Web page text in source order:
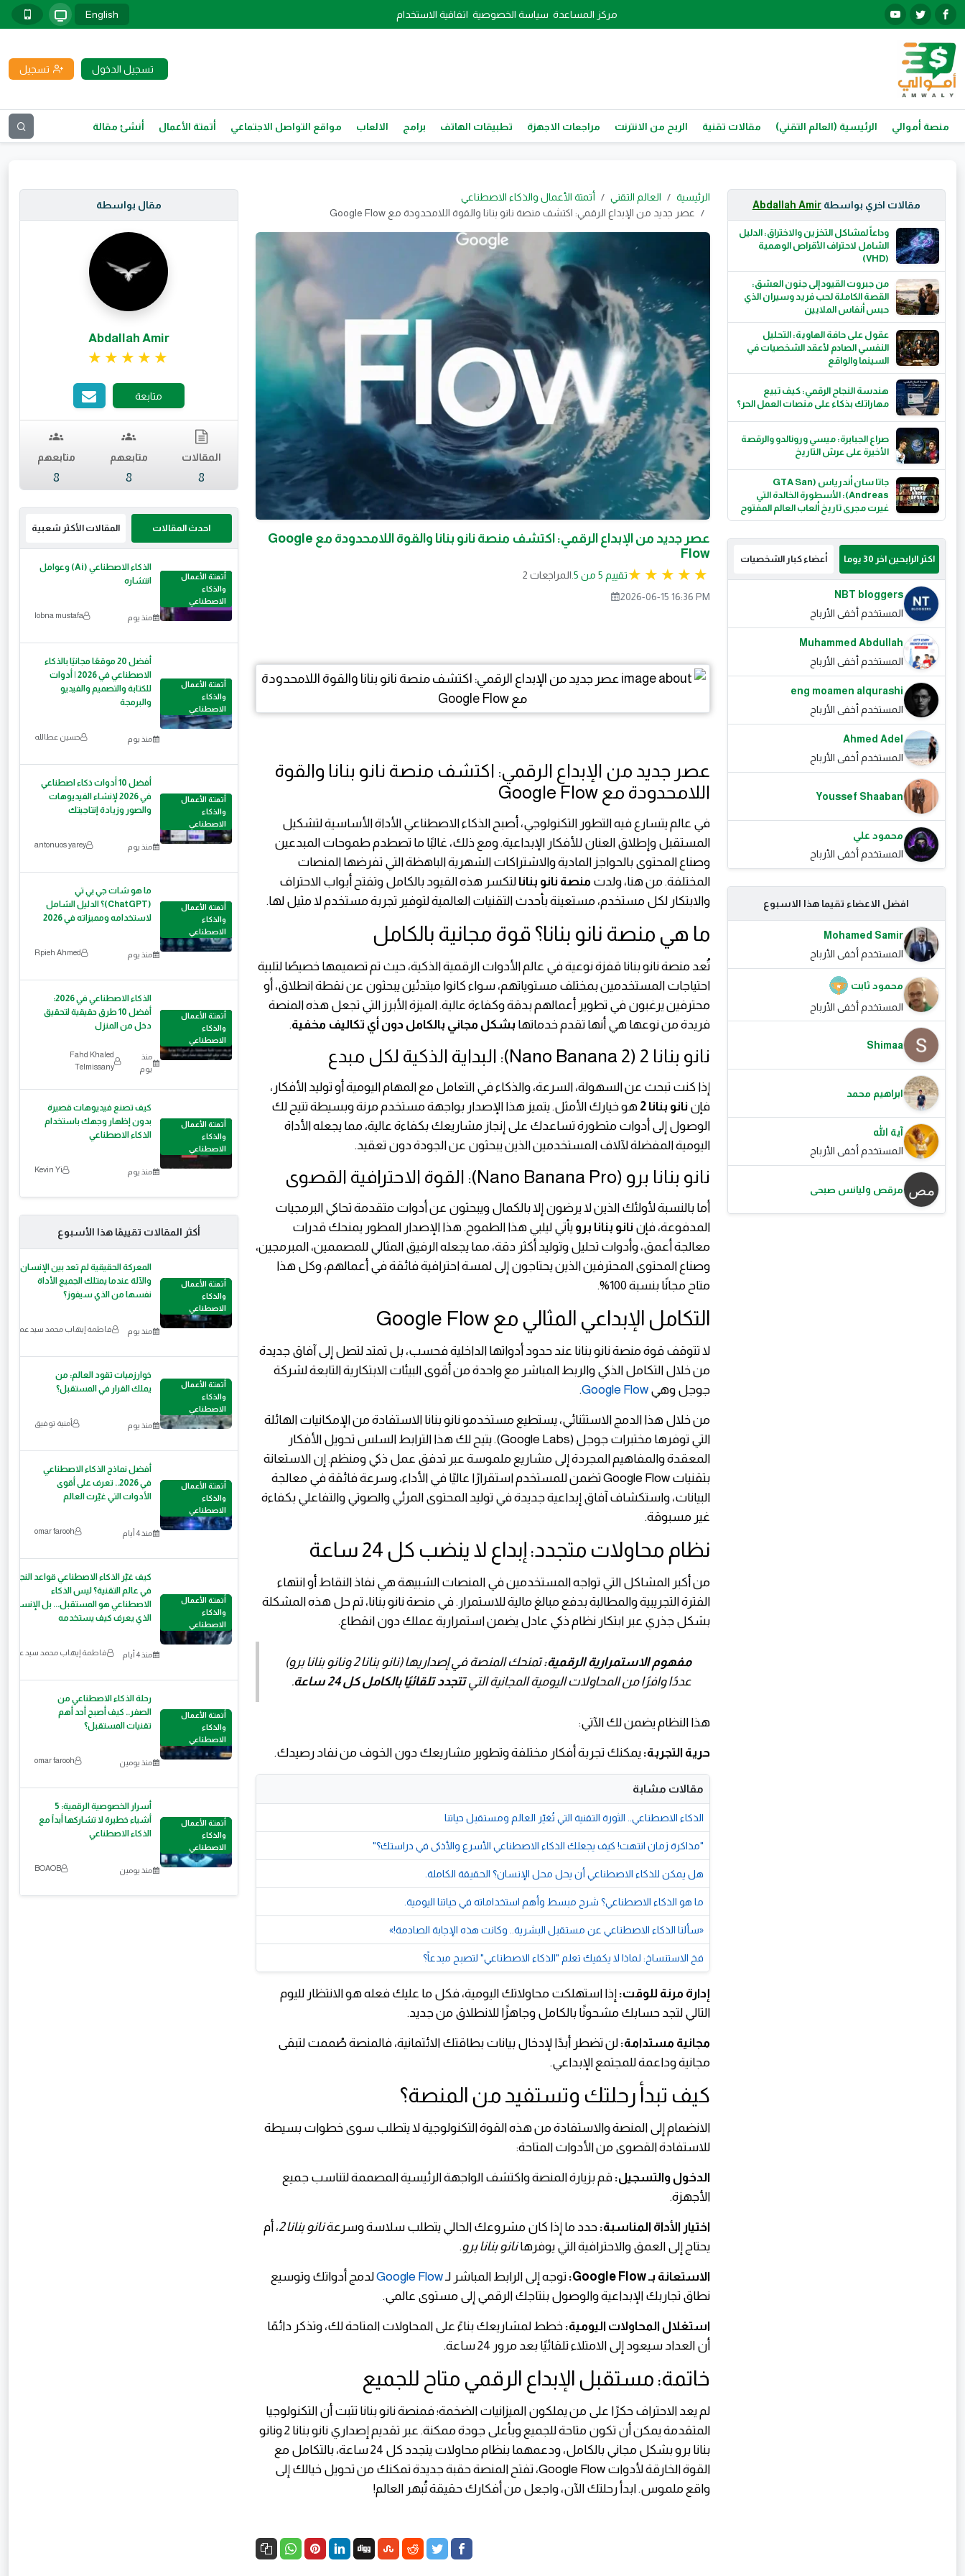
مركز المساعدة سياسة الخصوصية اتفاقية الاستخدام English
تسجيل الدخول تسجيل
منصة أموالي الرئيسية (العالم التقني) مقالات تقنية الربح من الانترنت مراجعات الاجهزة تطبيقات الهاتف برامج الالعاب مواقع التواصل الاجتماعي أتمتة الأعمال أنشئ مقالة
مقالات اخري بواسطةAbdallah Amir
وداعاً لمشاكل التخزين والاختراق: الدليل
الشامل لاحتراف الأقراص الوهمية
(VHD)
من جبروت القيود إلى جنون العشق:
القصة الكاملة لحب فريد وسيران الذي
حبس أنفاس الملايين
عقول على حافة الهاوية: التحليل
النفسي الصادم لأعقد الشخصيات في
السينما والواقع
هندسة النجاح الرقمي: كيف تبيع
مهاراتك بذكاء على منصات العمل الحر؟
صراع الجبابرة: ميسي ورونالدو والرقصة
الأخيرة على عرش التاريخ
جاتا سان أندرياس (GTA San
Andreas): الأسطورة الخالدة التي
غيرت مجرى تاريخ ألعاب العالم المفتوح
اكثر الرابحين اخر 30 يوما أعضاء كبار الشخصيات
NBT bloggers
المستخدم أخفى الأرباح
Muhammed Abdullah
المستخدم أخفى الأرباح
eng moamen alqurashi
المستخدم أخفى الأرباح
Ahmed Adel
المستخدم أخفى الأرباح
Youssef Shaaban
محمود علي
المستخدم أخفى الأرباح
افضل الاعضاء تقيما هذا الاسبوع
Mohamed Samir
المستخدم أخفى الأرباح
محمود ثابت
المستخدم أخفى الأرباح
Shimaa
ابراهيم محمد
آية الله
المستخدم أخفى الأرباح
مرقص وليانس صبحى
الرئيسية العالم التقني
أتمتة الأعمال والذكاء الاصطناعي
عصر جديد من الإبداع الرقمي: اكتشف منصة نانو بنانا والقوة اللامحدودة مع Google Flow
عصر جديد من الإبداع الرقمي: اكتشف منصة نانو بنانا والقوة اللامحدودة مع Google
Flow
تقييم 5 من 5.
2 المراجعات
2026-06-15 16:36 PM
عصر جديد من الإبداع الرقمي: اكتشف منصة نانو بنانا والقوة
اللامحدودة مع Google Flow
في عالم يتسارع فيه التطور التكنولوجي، أصبح الذكاء الاصطناعي الأداة الأساسية لتشكيل
المستقبل وإطلاق العنان للأفكار الإبداعية. ومع ذلك، غالبًا ما تصطدم طموحات المبدعين
وصناع المحتوى بالحواجز المادية والاشتراكات الشهرية الباهظة التي تفرضها المنصات
المختلفة. من هنا، ولدت منصة نانو بنانا لتكسر هذه القيود بالكامل وتفتح أبواب الاحتراف
والابتكار لكل مستخدم، مستعينة بأحدث التقنيات العالمية لتوفير تجربة مستخدم لا مثيل لها.
ما هي منصة نانو بنانا؟ قوة مجانية بالكامل
تُعد منصة نانو بنانا قفزة نوعية في عالم الأدوات الرقمية الذكية، حيث تم تصميمها خصيصًا لتلبية
احتياجات المستخدمين بمختلف مستوياتهم، سواء كانوا مبتدئين يبحثون عن نقطة انطلاق، أو
محترفين يرغبون في تطوير أعمالهم بدقة وكفاءة عالية. الميزة الأبرز التي تجعل هذه المنصة
فريدة من نوعها هي أنها تقدم خدماتها بشكل مجاني بالكامل دون أي تكاليف مخفية.
نانو بنانا 2 (Nano Banana 2): البداية الذكية لكل مبدع
إذا كنت تبحث عن السهولة، السرعة، والذكاء في التعامل مع المهام اليومية أو توليد الأفكار،
فإننانو بنانا 2 هو خيارك الأمثل. يتميز هذا الإصدار بواجهة مستخدم مرنة وبسيطة تتيح لك
الوصول إلى أدوات متطورة تساعدك على إنجاز مشاريعك بكفاءة عالية، مما يجعله الأداة
اليومية المفضلة لآلاف المستخدمين الذين يبحثون عن الجودة دون تعقيد.
نانو بنانا برو (Nano Banana Pro): القوة الاحترافية القصوى
أما بالنسبة لأولئك الذين لا يرضون إلا بالكمال ويبحثون عن أدوات متقدمة تحاكي البرمجيات
المدفوعة، فإننانو بنانا برو يأتي ليلبي هذا الطموح. هذا الإصدار المطور يمنحك قدرات
معالجة أعمق، وأدوات تحليل وتوليد أكثر دقة، مما يجعله الرفيق المثالي للمصممين، المبرمجين،
وصناع المحتوى المحترفين الذين يحتاجون إلى لمسة احترافية فائقة في أعمالهم، وكل هذا
متاح مجانًا بنسبة 100%.
التكامل الإبداعي المثالي مع Google Flow
لا تتوقف قوة منصة نانو بنانا عند حدود أدواتها الداخلية فحسب، بل تمتد لتصل إلى آفاق جديدة
من خلال التكامل الذكي والربط المباشر مع واحدة من أقوى البيئات الابتكارية التابعة لشركة
جوجل وهيGoogle Flow
.
من خلال هذا الدمج الاستثنائي، يستطيع مستخدمو نانو بنانا الاستفادة من الإمكانيات الهائلة
التي توفرها مختبرات جوجل (Google Labs). يتيح لك هذا الترابط السلس تحويل الأفكار
المعقدة والمفاهيم المجردة إلى مشاريع ملموسة عبر تدفق عمل ذكي ومنظم. إن الاستعانة
بتقنيات Google Flow تضمن للمستخدم استقرارًا عاليًا في الأداء، وسرعة فائقة في معالجة
البيانات، واستكشاف آفاق إبداعية جديدة في توليد المحتوى المرئي والصوتي والتفاعلي بكفاءة
غير مسبوقة.
نظام محاولات متجدد: إبداع لا ينضب كل 24 ساعة
من أكبر المشاكل التي تواجه المستخدمين في المنصات الشبيهة هي نفاذ النقاط أو انتهاء
الفترة التجريبية والمطالبة بدفع مبالغ مالية للاستمرار. في منصة نانو بنانا، تم حل هذه المشكلة
بشكل جذري عبر ابتكار نظام ذكي عادل يضمن استمرارية عملك دون انقطاع.
مفهوم الاستمرارية الرقمية:
تمنحك المنصة في إصداريها (نانو بنانا 2 ونانو بنانا برو)
عددًا وافرًا من المحاولات اليومية المجانية التيتتجدد تلقائيًا بالكامل كل 24 ساعة .
هذا النظام يضمن لك الآتي:
حرية التجربة: يمكنك تجربة أفكار مختلفة وتطوير مشاريعك دون الخوف من نفاد رصيدك.
مقالات مشابة
الذكاء الاصطناعي.. الثورة التقنية التي تُغيّر العالم ومستقبل حياتنا
"مذاكرة زمان انتهت! كيف يجعلك الذكاء الاصطناعي الأسرع والأذكى في دراستك؟"
هل يمكن للذكاء الاصطناعي أن يحل محل الإنسان؟ الحقيقة الكاملة.
ما هو الذكاء الاصطناعي؟ شرح مبسط وأهم استخداماته في حياتنا اليومية.
«سألنا الذكاء الاصطناعي عن مستقبل البشرية.. وكانت هذه الإجابة الصادمة!»
فخ الاستنساخ: لماذا لا يكفيك تعلم "الذكاء الاصطناعي" لتصبح مبدعاً؟
إدارة مرنة للوقت: إذا استهلكت محاولاتك اليومية، فكل ما عليك فعله هو الانتظار لليوم
التالي لتجد حسابك مشحونًا بالكامل وجاهزًا للانطلاق من جديد.
مجانية مستدامة: لن تضطر أبدًا لإدخال بيانات بطاقتك الائتمانية، فالمنصة صُممت لتبقى
مجانية وداعمة للمجتمع الإبداعي.
كيف تبدأ رحلتك وتستفيد من المنصة؟
الانضمام إلى المنصة والاستفادة من هذه القوة التكنولوجية لا يتطلب سوى خطوات بسيطة
للاستفادة القصوى من الأدوات المتاحة:
الدخول والتسجيل: قم بزيارة المنصة واكتشف الواجهة الرئيسية المصممة لتناسب جميع
الأجهزة.
اختيار الأداة المناسبة: حدد ما إذا كان مشروعك الحالي يتطلب سلاسة وسرعةنانو بنانا 2 ، أم
يحتاج إلى العمق والاحترافية التي يوفرهانانو بنانا برو.
الاستعانة بـ Google Flow: توجه إلى الرابط المباشر لـGoogle Flowلدمج أدواتك وتوسيع
نطاق تجاربك الإبداعية والوصول بنتاجك الرقمي إلى مستوى عالمي.
استغلال المحاولات اليومية: خطط لمشاريعك بناءً على المحاولات المتاحة لك، وتذكر دائمًا
أن العداد سيعود إلى الامتلاء تلقائيًا بعد مرور 24 ساعة.
خاتمة: مستقبل الإبداع الرقمي متاح للجميع
لم يعد الاحتراف حكرًا على من يملكون الميزانيات الضخمة؛ فمنصة نانو بنانا تثبت أن التكنولوجيا
المتقدمة يمكن أن تكون متاحة للجميع وبأعلى جودة ممكنة. عبر تقديم إصداري نانو بنانا 2 ونانو
بنانا برو بشكل مجاني بالكامل، ودعمهما بنظام محاولات يتجدد كل 24 ساعة، بالتكامل مع
القوة الخارقة لأدوات Google Flow، تفتح المنصة حقبة جديدة تمكنك من تحويل خيالك إلى
واقع ملموس. ابدأ رحلتك الآن، واجعل من أفكارك حقيقة تُبهر العالم!
مقال بواسطة
Abdallah Amir
تقييم 5 من 5.
متابعة
المقالات
8
متابعهم
8
متابعهم
8
احدث المقالات المقالات الأكثر شعبية
أتمتة الأعمال
والذكاء
الاصطناعي
الذكاء الاصطناعي (Ai) وعوامل
انتشاره
منذ يوم lobna mustafa
أتمتة الأعمال
والذكاء
الاصطناعي
أفضل 20 موقعًا مجانيًا بالذكاء
الاصطناعي في 2026 | أدوات
للكتابة والتصميم والفيديو
والبرمجة
منذ يوم حسين عطالله
أتمتة الأعمال
والذكاء
الاصطناعي
أفضل 10 أدوات ذكاء اصطناعي
في 2026 لإنشاء الفيديوهات
والصور وزيادة إنتاجيتك
منذ يوم antonuos yarey
أتمتة الأعمال
والذكاء
الاصطناعي
ما هو شات جي بي تي
(ChatGPT)؟ الدليل الشامل
لاستخدامه ومميزاته في 2026
منذ يوم Rpieh Ahmed
أتمتة الأعمال
والذكاء
الاصطناعي
الذكاء الاصطناعي في 2026:
أفضل 10 طرق حقيقية لتحقيق
دخل من المنزل
منذ
يوم
Fahd Khaled
Telmissany
أتمتة الأعمال
والذكاء
الاصطناعي
كيف تصنع فيديوهات قصيرة
بدون إظهار وجهك باستخدام
الذكاء الاصطناعي
منذ يوم Kevin Yi
أكثر المقالات تقييمًا هذا الأسبوع
أتمتة الأعمال
والذكاء
الاصطناعي
المعركة الحقيقية لم تعد بين الإنسان
والآلة عندما يمتلك الجميع الأداة
نفسها من الذي سيفوز؟
منذ يوم فاطمة إيهاب محمد سيد عمر
أتمتة الأعمال
والذكاء
الاصطناعي
خوارزميات تقود العالم: من
يملك القرار في المستقبل؟
منذ يوم أمنية توفيق
أتمتة الأعمال
والذكاء
الاصطناعي
أفضل نماذج الذكاء الاصطناعي
في 2026.. تعرف على أقوى
الأدوات التي غيّرت العالم
منذ 4 أيام omar farooh
أتمتة الأعمال
والذكاء
الاصطناعي
كيف غيّر الذكاء الاصطناعي قواعد النجاح
في عالم التقنية؟ ليس الذكاء
الاصطناعي هو المستقبل... بل الإنسان
الذي يعرف كيف يستخدمه
منذ 4 أيام فاطمة إيهاب محمد سيد عمر
أتمتة الأعمال
والذكاء
الاصطناعي
رحلة الذكاء الاصطناعي من
الصفر.. كيف أصبح أحد أهم
تقنيات المستقبل؟
منذ يومين omar farooh
أتمتة الأعمال
والذكاء
الاصطناعي
أسرار الخصوصية الرقمية: 5
أشياء خطيرة لا تشاركها أبداً مع
الذكاء الاصطناعي
منذ يومين BOAOB